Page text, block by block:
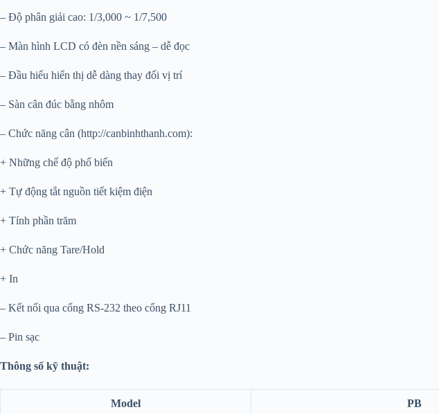
– Độ phân giải cao: 1/3,000 ~ 1/7,500
– Màn hình LCD có đèn nền sáng – dễ đọc
– Đầu hiểu hiển thị dễ dàng thay đổi vị trí
– Sàn cân đúc bằng nhôm
– Chức năng cân (http://canbinhthanh.com):
+ Những chế độ phổ biến
+ Tự động tắt nguồn tiết kiệm điện
+ Tính phần trăm
+ Chức năng Tare/Hold
+ In
– Kết nối qua cổng RS-232 theo cổng RJ11
– Pin sạc
Thông số kỹ thuật:
Model PB